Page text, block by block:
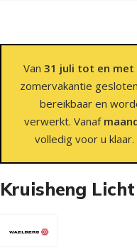
Van 31 juli tot en met
zomervakantie
bereikbaar en
verwerkt. Vanaf
volledig voor u
Kruisheng